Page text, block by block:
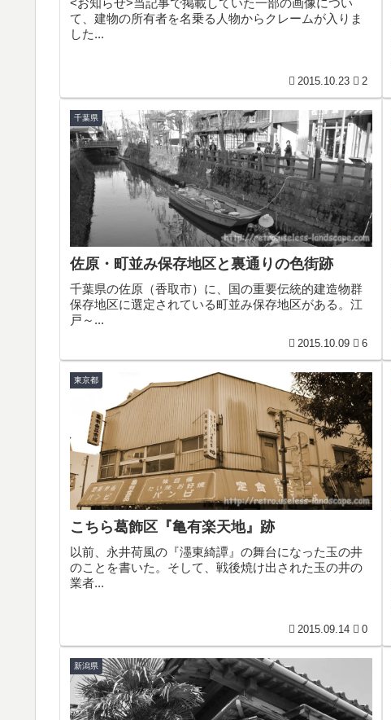
<お知らせ>当記事で掲載していた一部の画像につい
て、建物の所有者を名乗る人物からクレームが入りま
した...
2015.10.23 2
千葉県
佐原・町並み保存地区と裏通りの色街跡
千葉県の佐原（香取市）に、国の重要伝統的建造物群
保存地区に選定されている町並み保存地区がある。江
戸～...
2015.10.09 6
東京都
こちら葛飾区『亀有楽天地』跡
以前、永井荷風の『濹東綺譚』の舞台になった玉の井
のことを書いた。そして、戦後焼け出された玉の井の
業者...
2015.09.14 0
新潟県